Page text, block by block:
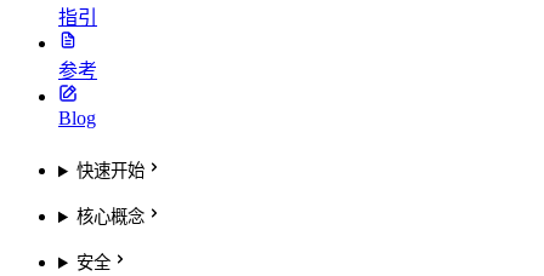
指引
参考
Blog
快速开始
核心概念
安全